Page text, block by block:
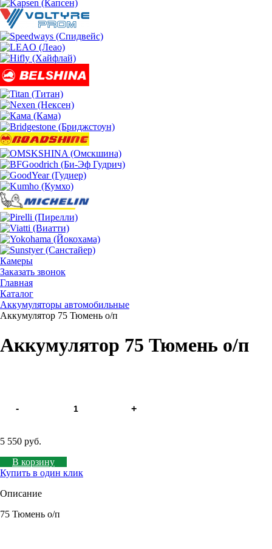
Камеры
Заказать звонок
Главная
Каталог
Аккумуляторы автомобильные
Аккумулятор 75 Тюмень о/п
Аккумулятор 75 Тюмень о/п
- +
5 550 руб.
В корзину
Купить в один клик
Описание
75 Тюмень о/п